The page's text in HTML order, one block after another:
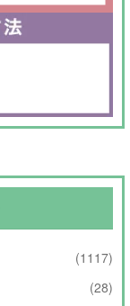
(1117)
(28)